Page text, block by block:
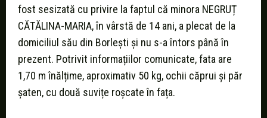
fost sesizată cu privire la faptul că minora NEGRUȚ
CĂTĂLINA-MARIA, în vârstă de 14 ani, a plecat de la
domiciliul său din Borlești și nu s-a întors până în
prezent. Potrivit informațiilor comunicate, fata are
1,70 m înălțime, aproximativ 50 kg, ochii căprui și păr
șaten, cu două suvițe roșcate în fața.